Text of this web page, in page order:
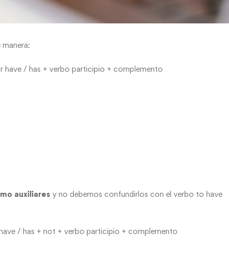
have / has + verbo participio + complemento
auxiliares y no debemos confundirlos con el verbo to have
/ has + not + verbo participio + complemento